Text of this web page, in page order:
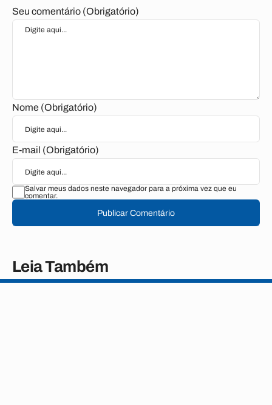
Seu comentário (Obrigatório)
Nome (Obrigatório)
E-mail (Obrigatório)
Salvar meus dados neste navegador para a próxima vez que eu
comentar.
Publicar Comentário
Leia Também